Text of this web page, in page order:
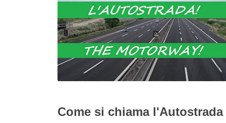
Come si chiama